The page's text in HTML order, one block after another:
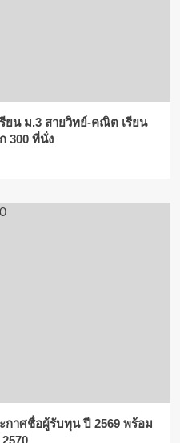
ยน ม.3 สายวิทย์-คณิต เรียน
300 ที่นั่ง
กาศชื่อผู้รับทุน ปี 2569 พร้อม